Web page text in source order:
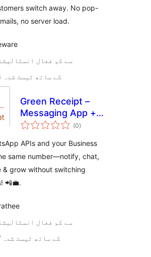
switch away. No pop-
no server load.
10 سے کم فعال
7.0.3 کے ساتھ ٹیسٹ شدہ
Green Receipt –
Messaging App +
API (Co-Existence)
(0مجموعی
درجہ
)
APIs and your Business
same number—notify, chat,
& grow without switching
📲💼.
10 سے کم فعال
6.8.7 کے ساتھ ٹیسٹ شدہ